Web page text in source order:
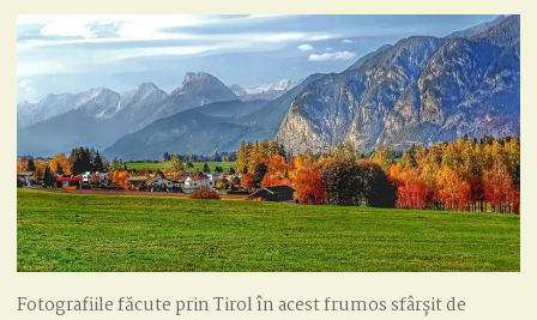
Fotografiile făcute prin Tirol în acest frumos sfârșit de